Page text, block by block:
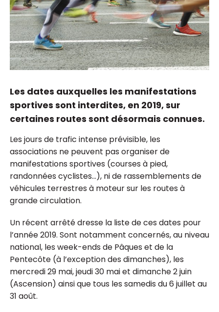
Les dates auxquelles les manifestations
sportives sont interdites, en 2019, sur
certaines routes sont désormais connues.
Les jours de trafic intense prévisible, les
associations ne peuvent pas organiser de
manifestations sportives (courses à pied,
randonnées cyclistes...), ni de rassemblements de
véhicules terrestres à moteur sur les routes à
grande circulation.
Un récent arrêté dresse la liste de ces dates pour
l’année 2019. Sont notamment concernés, au niveau
national, les week-ends de Pâques et de la
Pentecôte (à l’exception des dimanches), les
mercredi 29 mai, jeudi 30 mai et dimanche 2 juin
(Ascension) ainsi que tous les samedis du 6 juillet au
31 août.